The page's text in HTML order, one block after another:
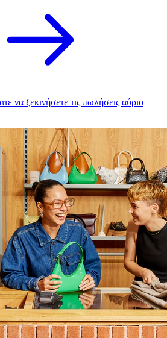
να ξεκινήσετε τις πωλήσεις αύριο